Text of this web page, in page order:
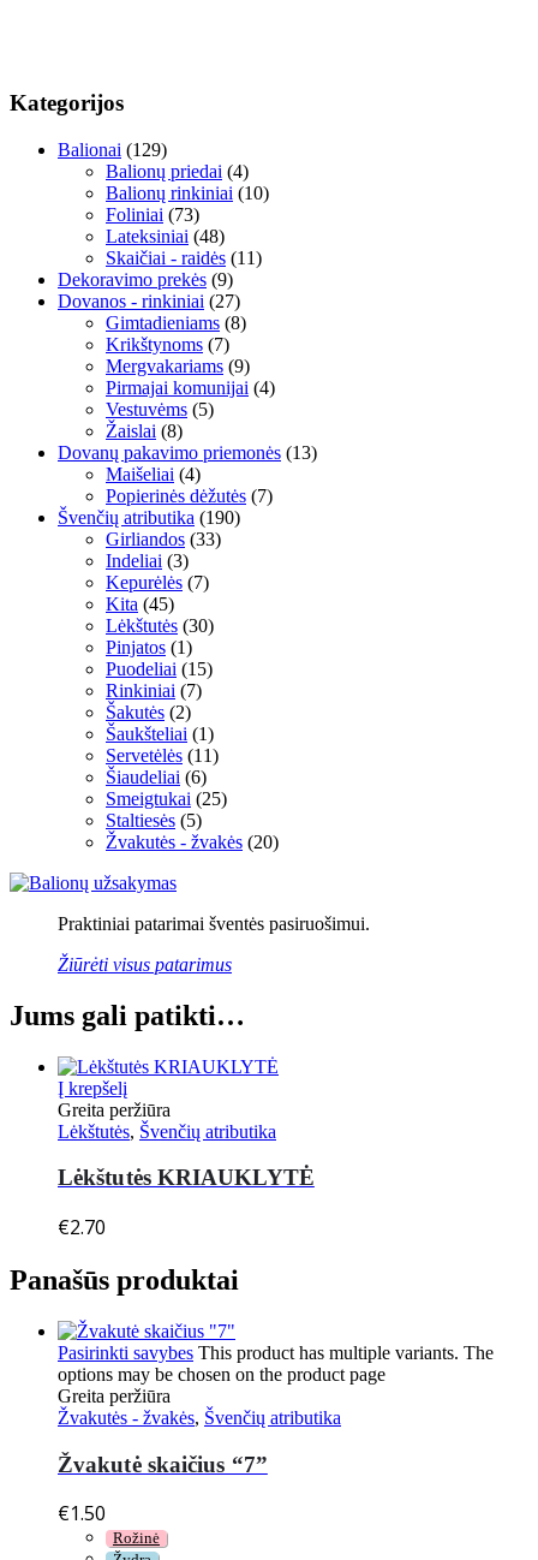
Kategorijos
Balionai (129)
Balionų priedai (4)
Balionų rinkiniai (10)
Foliniai (73)
Lateksiniai (48)
Skaičiai - raidės (11)
Dekoravimo prekės (9)
Dovanos - rinkiniai (27)
Gimtadieniams (8)
Krikštynoms (7)
Mergvakariams (9)
Pirmajai komunijai (4)
Vestuvėms (5)
Žaislai (8)
Dovanų pakavimo priemonės (13)
Maišeliai (4)
Popierinės dėžutės (7)
Švenčių atributika (190)
Girliandos (33)
Indeliai (3)
Kepurėlės (7)
Kita (45)
Lėkštutės (30)
Pinjatos (1)
Puodeliai (15)
Rinkiniai (7)
Šakutės (2)
Šaukšteliai (1)
Servetėlės (11)
Šiaudeliai (6)
Smeigtukai (25)
Staltiesės (5)
Žvakutės - žvakės (20)
Praktiniai patarimai šventės pasiruošimui.
Žiūrėti visus patarimus
Jums gali patikti…
Į krepšelį
Greita peržiūra
Lėkštutės, Švenčių atributika
Lėkštutės KRIAUKLYTĖ
€2.70
Panašūs produktai
Pasirinkti savybes This product has multiple variants. The
options may be chosen on the product page
Greita peržiūra
Žvakutės - žvakės, Švenčių atributika
Žvakutė skaičius “7”
€1.50
Rožinė